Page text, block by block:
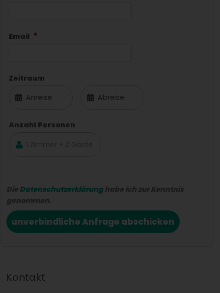
Email
Zeitraum
Anzahl Personen
Die Datenschutzerklärunghabe ich zur Kenntnis
genommen.
unverbindliche Anfrage abschicken
Kontakt